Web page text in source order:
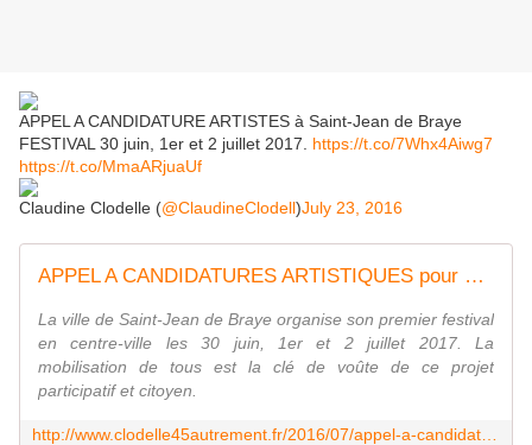
APPEL A CANDIDATURE ARTISTES à Saint-Jean de Braye
FESTIVAL 30 juin, 1er et 2 juillet 2017. https://t.co/7Whx4Aiwg7
https://t.co/MmaARjuaUf
Claudine Clodelle (@ClaudineClodell)July 23, 2016
APPEL A CANDIDATURES ARTISTIQUES pour un nouveau festival à SAINT JEAN DE BRAYE en 2017 - VIVRE AUTREMENT VOS LOISIRS avec Clodelle
La ville de Saint-Jean de Braye organise son premier festival
en centre-ville les 30 juin, 1er et 2 juillet 2017. La
mobilisation de tous est la clé de voûte de ce projet
participatif et citoyen.